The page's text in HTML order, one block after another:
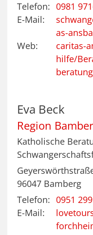
Telefon: 0981
E-Mail:
as-
Web:
caritas-
hilfe/
Eva Beck
Region
Katholische
96047 Bamberg
Telefon: 0951
E-Mail: